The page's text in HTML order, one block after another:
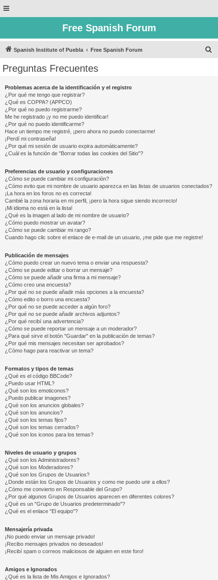
Free Spanish Forum
Spanish Institute of Puebla Free Spanish Forum
Preguntas Frecuentes
Problemas acerca de la identificación y el registro
¿Por qué me tengo que registrar?
¿Qué es COPPA? (APPCO)
¿Por qué no puedo registrarme?
Me he registrado ¡y no me puedo identificar!
¿Por qué no puedo identificarme?
Hace un tiempo me registré, ¡pero ahora no puedo conectarme!
¡Perdí mi contraseña!
¿Por qué mi sesión de usuario expira automáticamente?
¿Cuál es la función de "Borrar todas las cookies del Sitio"?
Preferencias de usuario y configuraciones
¿Cómo se puede cambiar mi configuración?
¿Cómo evito que mi nombre de usuario aparezca en las listas de usuarios conectados?
¡La hora en los foros no es correcta!
Cambié la zona horaria en mi perfil, ¡pero la hora sigue siendo incorrecto!
¡Mi idioma no está en la lista!
¿Qué es la imagen al lado de mi nombre de usuario?
¿Cómo puedo mostrar un avatar?
¿Cómo se puede cambiar mi rango?
Cuando hago clic sobre el enlace de e-mail de un usuario, ¡me pide que me registre!
Publicación de mensajes
¿Cómo puedo crear un nuevo tema o enviar una respuesta?
¿Cómo se puede editar o borrar un mensaje?
¿Cómo se puede añadir una firma a mi mensaje?
¿Cómo creo una encuesta?
¿Por qué no se puede añadir más opciones a la encuesta?
¿Cómo edito o borro una encuesta?
¿Por qué no se puede acceder a algún foro?
¿Por qué no se puede añadir archivos adjuntos?
¿Por qué recibí una advertencia?
¿Cómo se puede reportar un mensaje a un moderador?
¿Para qué sirve el botón "Guardar" en la publicación de temas?
¿Por qué mis mensajes necesitan ser aprobados?
¿Cómo hago para reactivar un tema?
Formatos y tipos de temas
¿Qué es el código BBCode?
¿Puedo usar HTML?
¿Qué son los emoticonos?
¿Puedo publicar imagenes?
¿Qué son los anuncios globales?
¿Qué son los anuncios?
¿Qué son los temas fijos?
¿Qué son los temas cerrados?
¿Qué son los iconos para los temas?
Niveles de usuario y grupos
¿Qué son los Administradores?
¿Qué son los Moderadores?
¿Qué son los Grupos de Usuarios?
¿Donde están los Grupos de Usuarios y como me puedo unir a ellos?
¿Cómo me convierto en Responsable del Grupo?
¿Por qué algunos Grupos de Usuarios aparecen en diferentes colores?
¿Qué es un "Grupo de Usuarios predeterminado"?
¿Qué es el enlace "El equipo"?
Mensajería privada
¡No puedo enviar un mensaje privado!
¡Recibo mensajes privados no deseados!
¡Recibí spam o correos maliciosos de alguien en este foro!
Amigos e Ignorados
¿Qué es la lista de Mis Amigos e Ignorados?